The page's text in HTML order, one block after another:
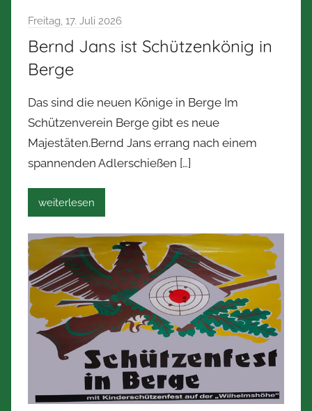
Freitag, 17. Juli 2026
Bernd Jans ist Schützenkönig in
Berge
Das sind die neuen Könige in Berge Im
Schützenverein Berge gibt es neue
Majestäten.Bernd Jans errang nach einem
spannenden Adlerschießen […]
weiterlesen